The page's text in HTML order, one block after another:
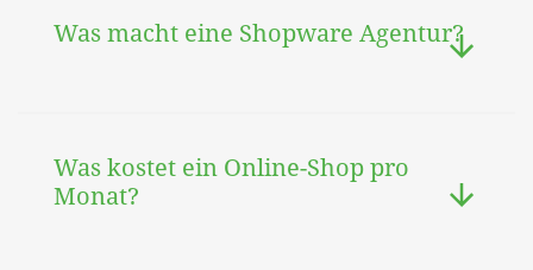
Was macht eine Shopware Agentur?
Was kostet ein Online-Shop pro
Monat?